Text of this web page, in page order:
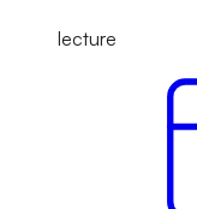
lecture